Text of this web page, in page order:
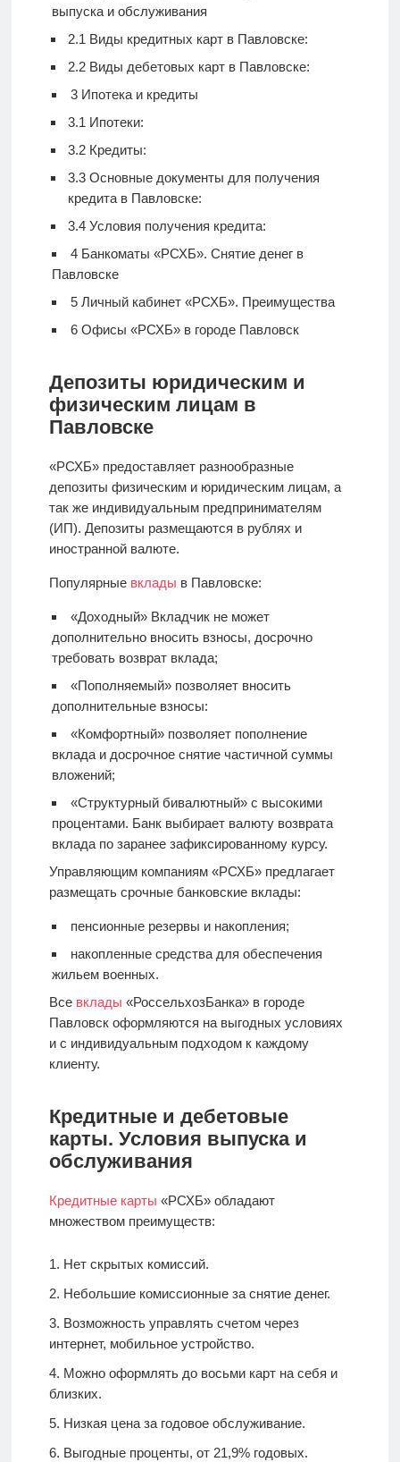
выпуска и обслуживания
2.1 Виды кредитных карт в Павловске:
2.2Виды дебетовых карт в Павловске:
3Ипотека и кредиты
3.1 Ипотеки:
3.2Кредиты:
3.3Основные документы для получения
кредита в Павловске:
3.4Условия получения кредита:
4Банкоматы «РСХБ». Снятие денег в
Павловске
5Личный кабинет «РСХБ». Преимущества
6Офисы «РСХБ» в городе Павловск
Депозиты юридическим и
физическим лицам в
Павловске
«РСХБ» предоставляет разнообразные
депозиты физическим и юридическим лицам, а
так же индивидуальным предпринимателям
(ИП). Депозиты размещаются в рублях и
иностранной валюте.
Популярные вклады в Павловске:
«Доходный» Вкладчик не может
дополнительно вносить взносы, досрочно
требовать возврат вклада;
«Пополняемый» позволяет вносить
дополнительные взносы:
«Комфортный» позволяет пополнение
вклада и досрочное снятие частичной суммы
вложений;
«Структурный бивалютный» с высокими
процентами. Банк выбирает валюту возврата
вклада по заранее зафиксированному курсу.
Управляющим компаниям «РСХБ» предлагает
размещать срочные банковские вклады:
пенсионные резервы и накопления;
накопленные средства для обеспечения
жильем военных.
Все вклады «РоссельхозБанка» в городе
Павловск оформляются на выгодных условиях
и с индивидуальным подходом к каждому
клиенту.
Кредитные и дебетовые
карты. Условия выпуска и
обслуживания
Кредитные карты «РСХБ» обладают
множеством преимуществ:
Нет скрытых комиссий.
Небольшие комиссионные за снятие денег.
Возможность управлять счетом через
интернет, мобильное устройство.
Можно оформлять до восьми карт на себя и
близких.
Низкая цена за годовое обслуживание.
Выгодные проценты, от 21,9% годовых.